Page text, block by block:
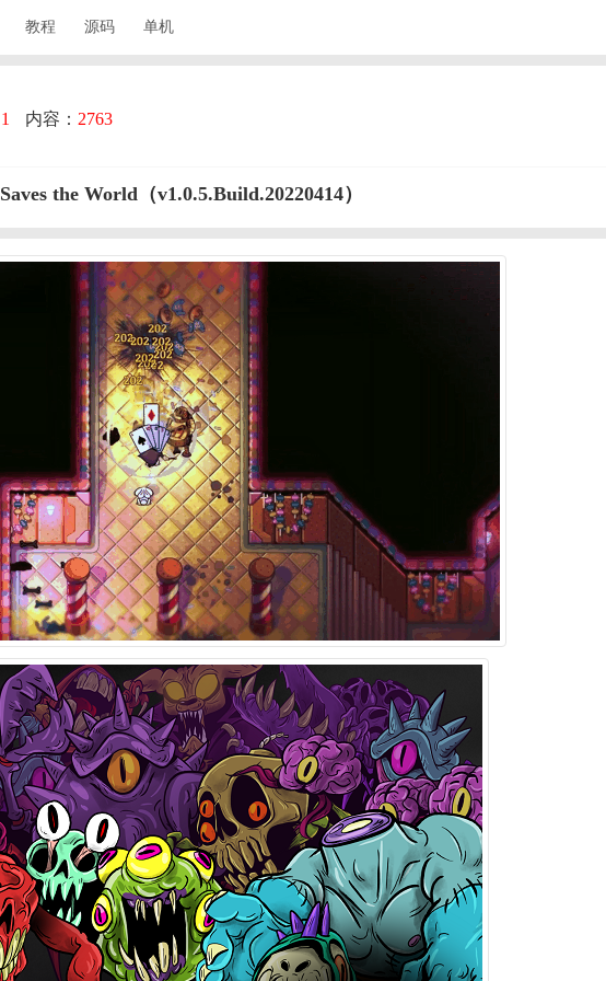
教程 源码 单机
1 内容： 2763
the World（v1.0.5.Build.20220414）